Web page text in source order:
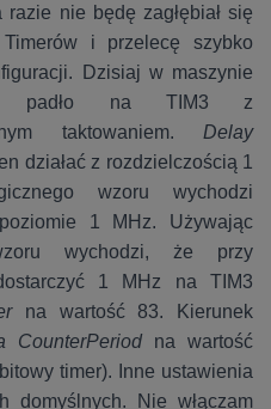
razie nie będę zagłębiał się
i przelecę szybko
Dzisiaj w maszynie
padło na TIM3 z
taktowaniem. Delay
działać z rozdzielczością 1
wzoru wychodzi
1 MHz. Używając
wychodzi, że przy
1 MHz na TIM3
na wartość 83. Kierunek
CounterPeriod na wartość
timer). Inne ustawienia
domyślnych. Nie włączam